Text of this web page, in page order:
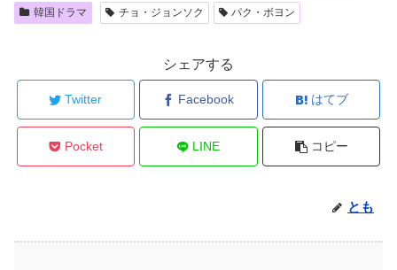
韓国ドラマ チョ・ジョンソク パク・ボヨン
シェアする
Twitter Facebook はてブ
Pocket LINE コピー
とも